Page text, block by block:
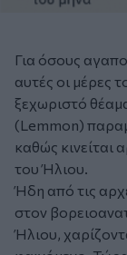
Για όσους
αυτές οι μέρες
ξεχωριστό
(Lemmon)
καθώς κινείται
του Ήλιου.
Ήδη από τις
στον
Ήλιου,